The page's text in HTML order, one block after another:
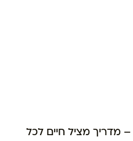
מדריך מציל חיים לכל